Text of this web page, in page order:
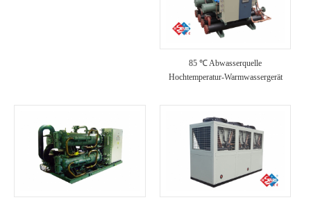
85 ℃ Abwasserquelle
Hochtemperatur-Warmwassergerät